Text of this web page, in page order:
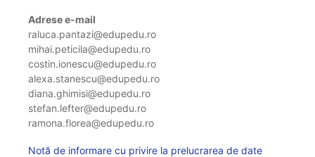
Adrese e-mail
raluca.pantazi@edupedu.ro
mihai.peticila@edupedu.ro
costin.ionescu@edupedu.ro
alexa.stanescu@edupedu.ro
diana.ghimisi@edupedu.ro
stefan.lefter@edupedu.ro
ramona.florea@edupedu.ro
Notă de informare cu privire la prelucrarea de date